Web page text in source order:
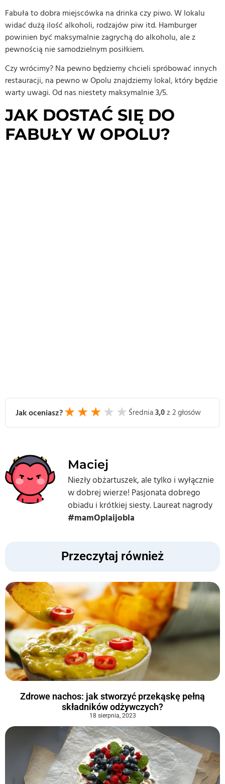
Fabuła to dobra miejscówka na drinka czy piwo. W lokalu
widać dużą ilość alkoholi, rodzajów piw itd. Hamburger
powinien być maksymalnie zagrychą do alkoholu, ale z
pewnością nie samodzielnym posiłkiem.
Czy wrócimy? Na pewno będziemy chcieli spróbować innych
restauracji, na pewno w Opolu znajdziemy lokal, który będzie
warty uwagi. Od nas niestety maksymalnie 3/5.
JAK DOSTAĆ SIĘ DO
FABUŁY W OPOLU?
Jak oceniasz?★★★ ★ ★ Średnia 3,0z 2 głosów
Maciej
Niezły obżartuszek, ale tylko i wyłącznie
w dobrej wierze! Pasjonata dobrego
obiadu i krótkiej siesty. Laureat nagrody
#mamOplaijobla
Przeczytaj również
Zdrowe nachos: jak stworzyć przekąskę pełną
składników odżywczych?
18 sierpnia, 2023